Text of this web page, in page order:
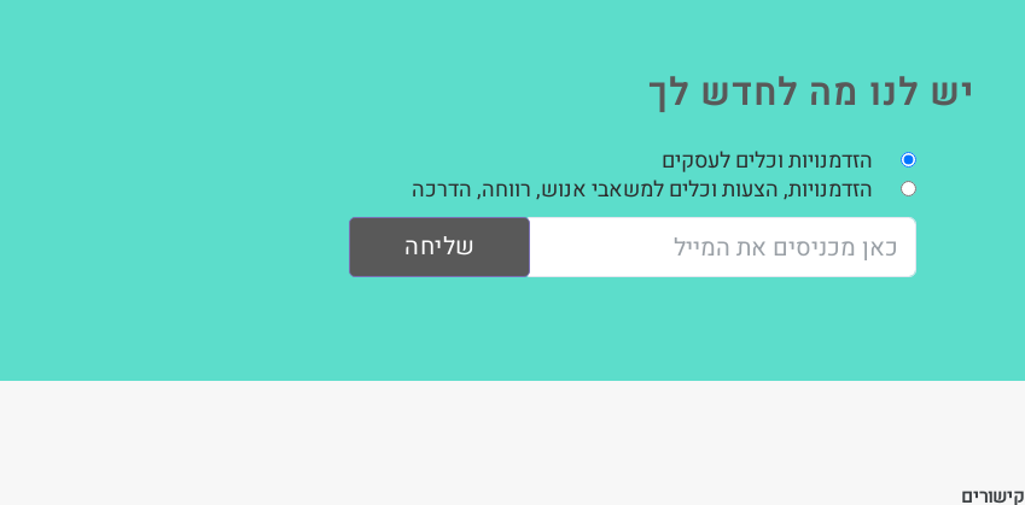
יש לנו מה לחדש לך
הזדמנויות וכלים לעסקים
הזדמנויות, הצעות וכלים למשאבי אנוש, רווחה, הדרכה
שליחה
קישורים